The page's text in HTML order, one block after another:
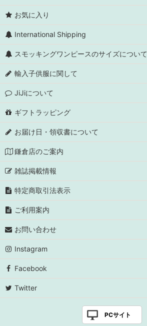
お気に入り
International Shipping
スモッキングワンピースのサイズについて
輸入子供服に関して
JiJiについて
ギフトラッピング
お届け日・領収書について
鎌倉店のご案内
雑誌掲載情報
特定商取引法表示
ご利用案内
お問い合わせ
Instagram
Facebook
Twitter
PCサイト